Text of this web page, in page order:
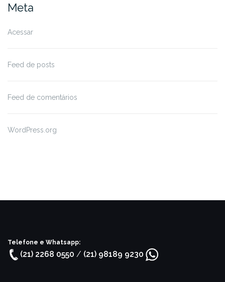
Meta
Acessar
Feed de posts
Feed de comentários
WordPress.org
Telefone e Whatsapp:
(21) 2268 0550 / (21) 98189 9230